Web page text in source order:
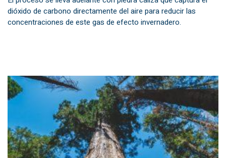
dióxido de carbono directamente del aire para reducir las
concentraciones de este gas de efecto invernadero.